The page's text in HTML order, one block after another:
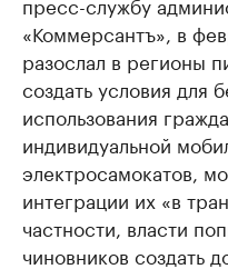
«Коммерсантъ», в
разослал в регионы
создать условия для
использования
индивидуальной
электросамокатов,
интеграции их «в
частности, власти
чиновников создать